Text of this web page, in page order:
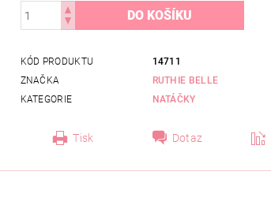
KÓD PRODUKTU
14711
ZNAČKA
RUTHIE BELLE
KATEGORIE
NATÁČKY
Tisk Dotaz